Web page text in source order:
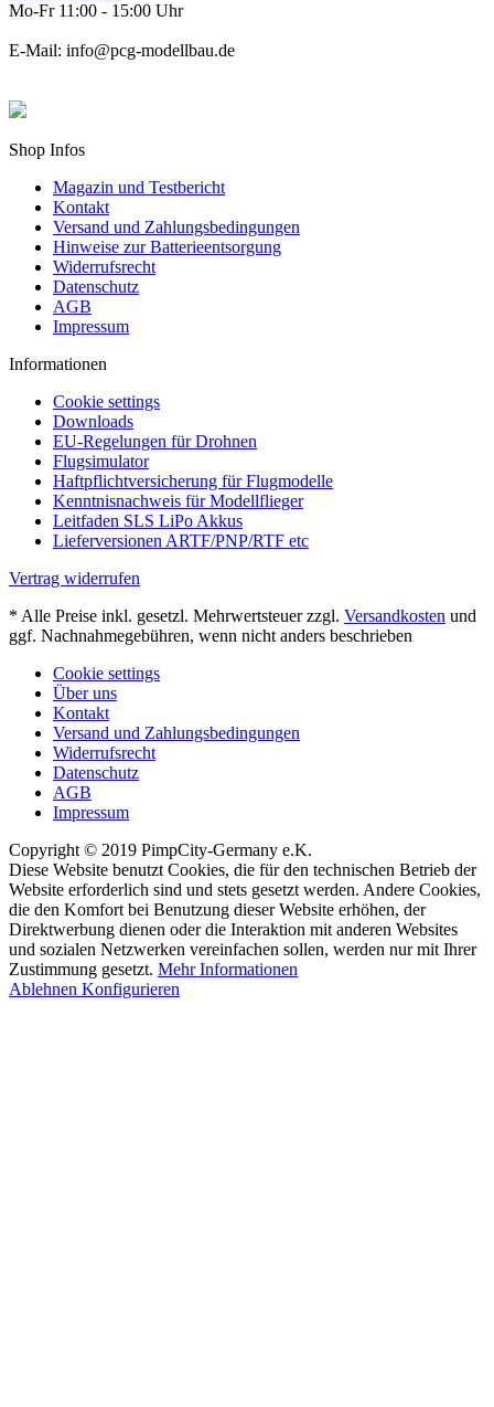
Mo-Fr 11:00 - 15:00 Uhr
E-Mail: info@pcg-modellbau.de
Shop Infos
Magazin und Testbericht
Kontakt
Versand und Zahlungsbedingungen
Hinweise zur Batterieentsorgung
Widerrufsrecht
Datenschutz
AGB
Impressum
Informationen
Cookie settings
Downloads
EU-Regelungen für Drohnen
Flugsimulator
Haftpflichtversicherung für Flugmodelle
Kenntnisnachweis für Modellflieger
Leitfaden SLS LiPo Akkus
Lieferversionen ARTF/PNP/RTF etc
Vertrag widerrufen
* Alle Preise inkl. gesetzl. Mehrwertsteuer zzgl. Versandkosten und
ggf. Nachnahmegebühren, wenn nicht anders beschrieben
Cookie settings
Über uns
Kontakt
Versand und Zahlungsbedingungen
Widerrufsrecht
Datenschutz
AGB
Impressum
Copyright © 2019 PimpCity-Germany e.K.
Diese Website benutzt Cookies, die für den technischen Betrieb der
Website erforderlich sind und stets gesetzt werden. Andere Cookies,
die den Komfort bei Benutzung dieser Website erhöhen, der
Direktwerbung dienen oder die Interaktion mit anderen Websites
und sozialen Netzwerken vereinfachen sollen, werden nur mit Ihrer
Zustimmung gesetzt. Mehr Informationen
Ablehnen Konfigurieren